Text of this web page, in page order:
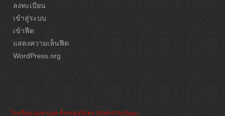
ลงทะเบียน
เข้าสู่ระบบ
เข้าฟีด
แสดงความเห็นฟีด
WordPress.org
โรงเรียน แมท แอท ด็อกเตอร์แดง (Math@Dr.Dang)